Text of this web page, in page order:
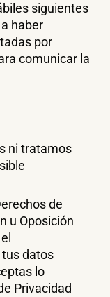
siguientes
haber
por
comunicar la
ni tratamos
de
u Oposición
datos
lo
Privacidad